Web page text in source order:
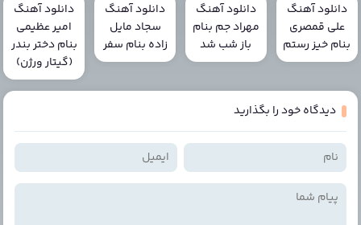
دانلود آهنگ
علی قمصری
بنام خیز رستم
دانلود آهنگ
مهراد جم بنام
باز شب شد
دانلود آهنگ
سجاد مایل
زاده بنام سفر
دانلود آهنگ
امیر عظیمی
بنام دختر بندر
(گیتار ورژن)
دیدگاه خود را بگذارید